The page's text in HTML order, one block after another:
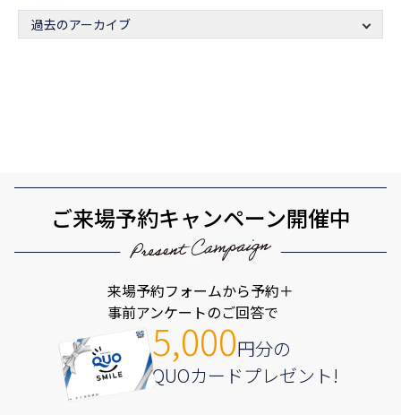
過去のアーカイブ
ご来場予約キャンペーン開催中
5,000円分の
QUOカードプレゼント!
来場予約フォームから予約＋
事前アンケートのご回答で